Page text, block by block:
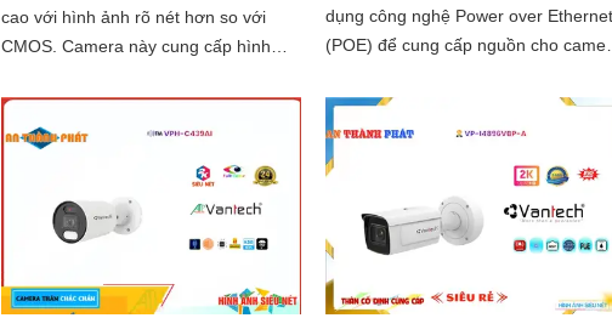
cao với hình ảnh rõ nét hơn so với
CMOS. Camera này cung cấp hình
dõi qua mạng LAN hoặc Internet
dụng công nghệ Power over Ethernet
(POE) để cung cấp nguồn cho
cáp...